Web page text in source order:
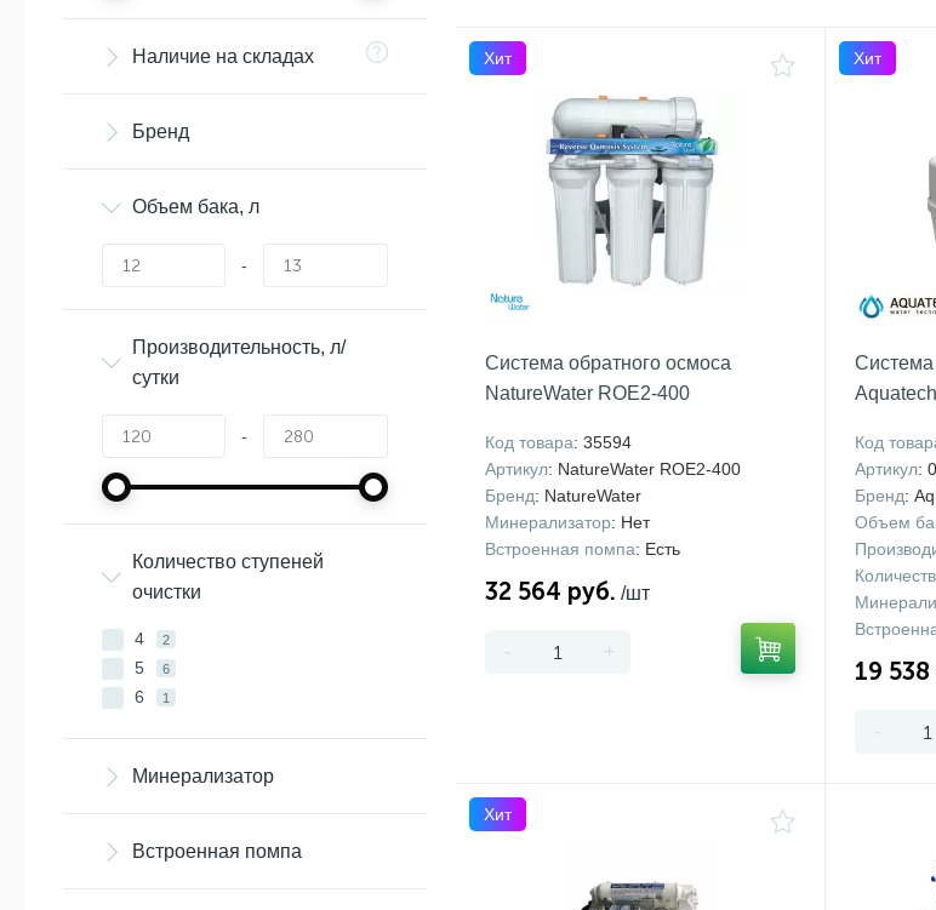
Наличие на складах
Бренд
Объем бака, л
-
Производительность, л/
сутки
-
Количество ступеней
очистки
4 2
5 6
6 1
Минерализатор
Встроенная помпа
Хит
Система обратного осмоса
NatureWater ROE2-400
Код товара: 35594
Артикул: NatureWater ROE2-400
Бренд: NatureWater
Минерализатор: Нет
Встроенная помпа: Есть
32 564 руб. /шт
- +
Хит
Система
Код
Артикул:
Бренд:
Объем
19 538
-
Хит